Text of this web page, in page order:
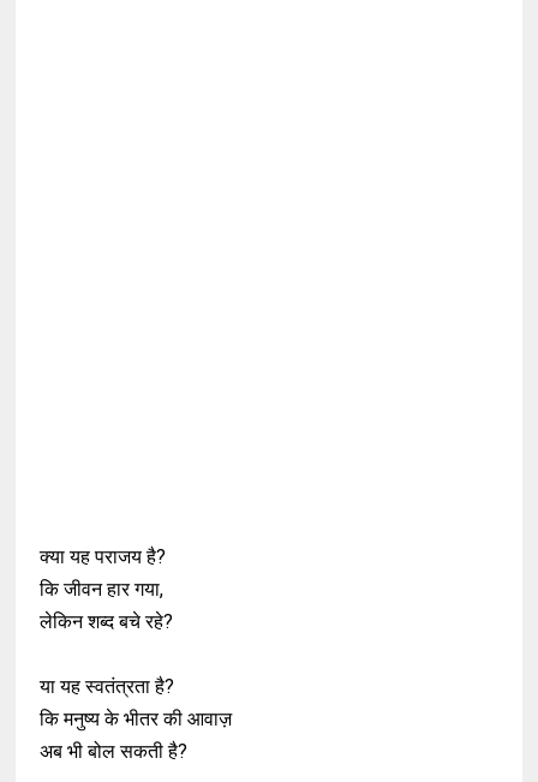
क्या यह पराजय है?
कि जीवन हार गया,
लेकिन शब्द बचे रहे?
या यह स्वतंत्रता है?
कि मनुष्य के भीतर की आवाज़
अब भी बोल सकती है?